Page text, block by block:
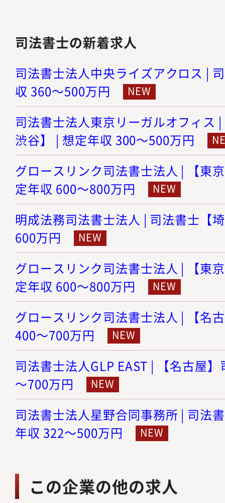
司法書士の新着求人
司法書士法人中央ライズアクロス |
収 360～500万円
司法書士法人東京リーガルオフィス
渋谷】 | 想定年収 300～500万円
グロースリンク司法書士法人 | 【東
定年収 600～800万円
明成法務司法書士法人 | 司法書士【
600万円
グロースリンク司法書士法人 | 【東
定年収 600～800万円
グロースリンク司法書士法人 | 【名
400～700万円
司法書士法人GLP EAST | 【名古屋
～700万円
司法書士法人星野合同事務所 | 司法
年収 322～500万円
この企業の他の求人